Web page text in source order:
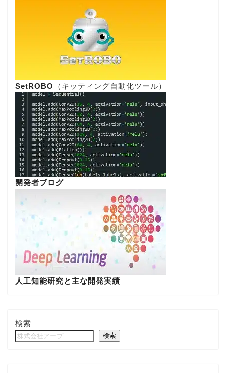
SetROBO （キッティング自動化ツール）
開発者ブログ
人工知能研究と主な開発実績
検索
検索